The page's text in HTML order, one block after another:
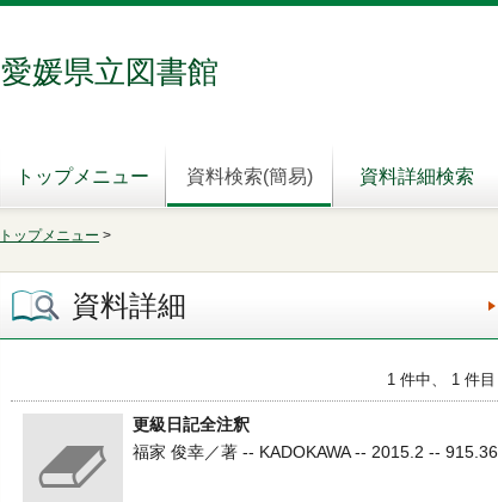
愛媛県立図書館
トップメニュー 資料検索(簡易) 資料詳細検索
トップメニュー >
資料詳細
1 件中、 1 件目
更級日記全注釈
福家 俊幸／著 -- KADOKAWA -- 2015.2 -- 915.36